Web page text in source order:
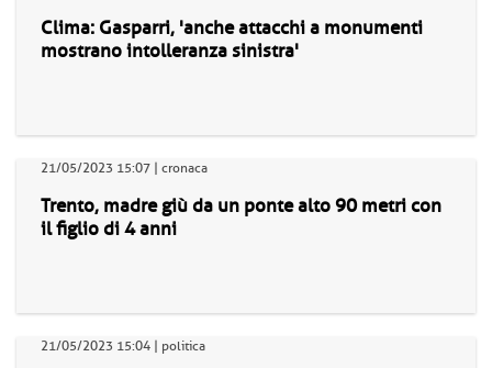
Clima: Gasparri, 'anche attacchi a monumenti
mostrano intolleranza sinistra'
21/05/2023 15:07 | cronaca
Trento, madre giù da un ponte alto 90 metri con
il figlio di 4 anni
21/05/2023 15:04 | politica